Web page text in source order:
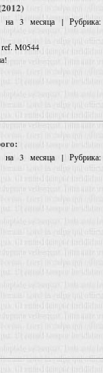
3 месяца | Рубрика:
M0544
3 месяца | Рубрика: